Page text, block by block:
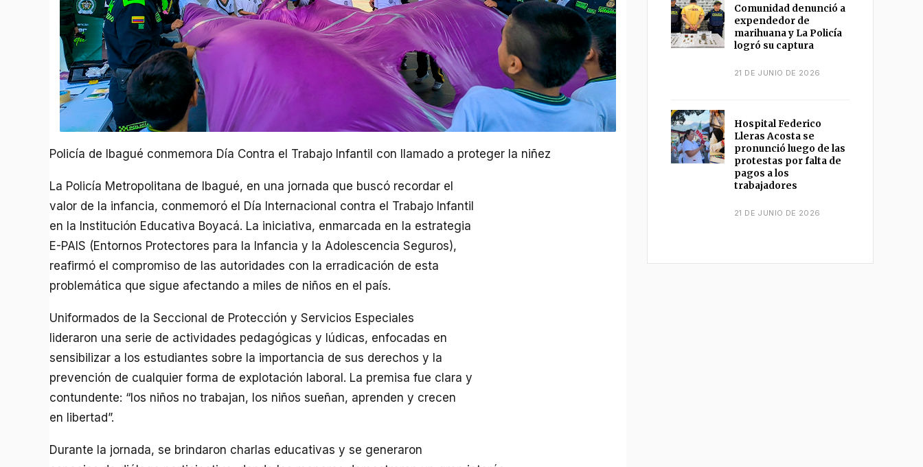
Policía de Ibagué conmemora Día Contra el Trabajo Infantil con llamado a proteger la niñez
La Policía Metropolitana de Ibagué, en una jornada que buscó recordar el
valor de la infancia, conmemoró el Día Internacional contra el Trabajo Infantil
en la Institución Educativa Boyacá. La iniciativa, enmarcada en la estrategia
E-PAIS (Entornos Protectores para la Infancia y la Adolescencia Seguros),
reafirmó el compromiso de las autoridades con la erradicación de esta
problemática que sigue afectando a miles de niños en el país.
Uniformados de la Seccional de Protección y Servicios Especiales
lideraron una serie de actividades pedagógicas y lúdicas, enfocadas en
sensibilizar a los estudiantes sobre la importancia de sus derechos y la
prevención de cualquier forma de explotación laboral. La premisa fue clara y
contundente: “los niños no trabajan, los niños sueñan, aprenden y crecen
en libertad”.
Durante la jornada, se brindaron charlas educativas y se generaron
Comunidad denunció a
expendedor de
marihuana y La Policía
logró su captura
21 DE JUNIO DE 2026
Hospital Federico
Lleras Acosta se
pronunció luego de las
protestas por falta de
pagos a los
trabajadores
21 DE JUNIO DE 2026